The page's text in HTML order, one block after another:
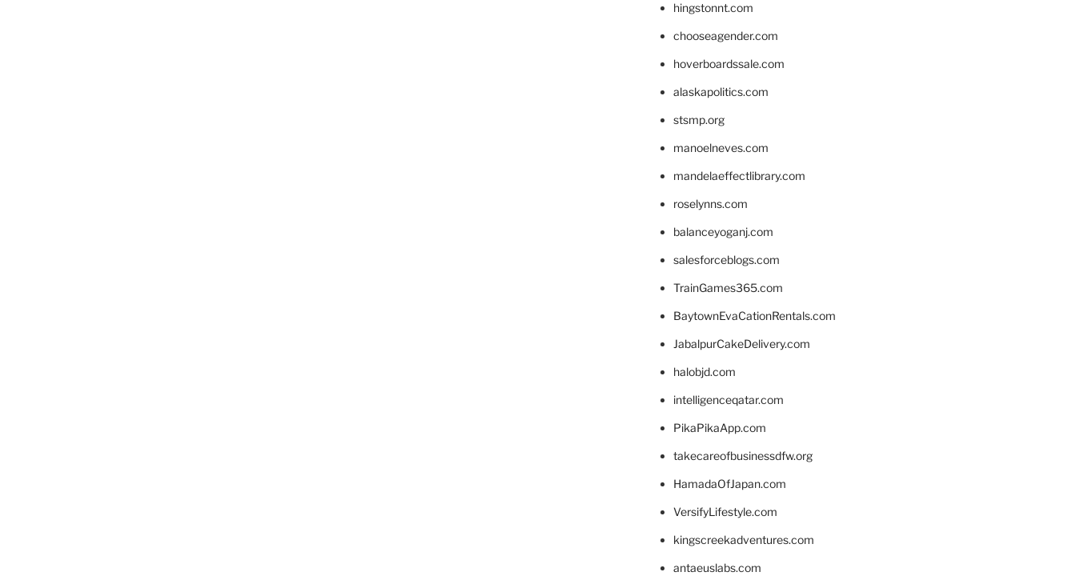
hingstonnt.com
chooseagender.com
hoverboardssale.com
alaskapolitics.com
stsmp.org
manoelneves.com
mandelaeffectlibrary.com
roselynns.com
balanceyoganj.com
salesforceblogs.com
TrainGames365.com
BaytownEvaCationRentals.com
JabalpurCakeDelivery.com
halobjd.com
intelligenceqatar.com
PikaPikaApp.com
takecareofbusinessdfw.org
HamadaOfJapan.com
VersifyLifestyle.com
kingscreekadventures.com
antaeuslabs.com